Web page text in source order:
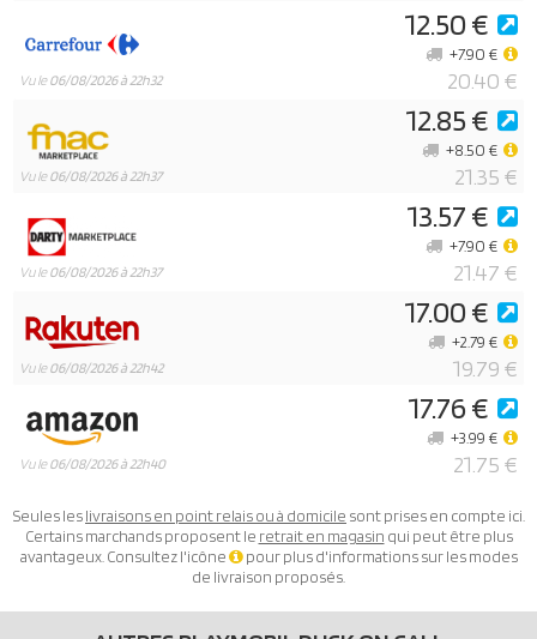
Vu le06/08/2026 à 22h32
12.50 €
20.40 €
+7.90 €
Vu le06/08/2026 à 22h37
12.85 €
21.35 €
+8.50 €
Vu le06/08/2026 à 22h37
13.57 €
21.47 €
+7.90 €
Vu le06/08/2026 à 22h42
17.00 €
19.79 €
+2.79 €
Vu le06/08/2026 à 22h40
17.76 €
21.75 €
+3.99 €
Seules leslivraisons en point relais ou à domicile sont prises en compte ici.
Certains marchands proposent le retrait en magasin qui peut être plus
avantageux. Consultez l'icône
pour plus d'informations sur les modes
de livraison proposés.